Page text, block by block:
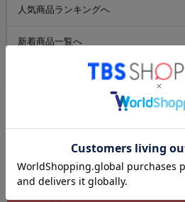
人気商品ランキングへ
新着商品一覧へ
オリジナル特典付き商品一覧へ
ログイン